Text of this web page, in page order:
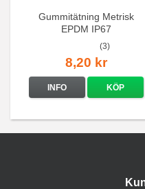
Gummitätning Metrisk
EPDM IP67
(3)
8,20 kr
INFO KÖP